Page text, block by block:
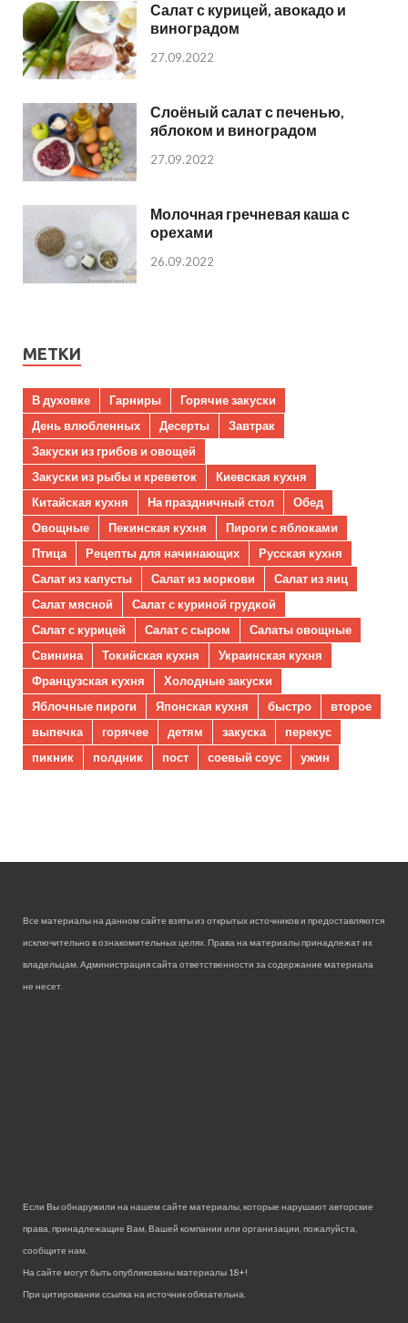
Салат с курицей, авокадо и
виноградом
27.09.2022
Слоёный салат с печенью,
яблоком и виноградом
27.09.2022
Молочная гречневая каша с
орехами
26.09.2022
МЕТКИ
В духовке Гарниры
Горячие закуски
День влюбленных
Десерты
Завтрак
Закуски из грибов и овощей
Закуски из рыбы и креветок
Киевская кухня
Китайская кухня
На праздничный стол
Обед
Овощные
Пекинская кухня
Пироги с яблоками
Птица
Рецепты для начинающих
Русская кухня
Салат из капусты
Салат из моркови
Салат из яиц
Салат мясной
Салат с куриной грудкой
Салат с курицей
Салат с сыром
Салаты овощные
Свинина
Токийская кухня
Украинская кухня
Французская кухня
Холодные закуски
Яблочные пироги
Японская кухня быстро
второе
выпечка
горячее детям закуска
перекус
пикник
полдник пост соевый соус ужин
Все материалы на данном сайте взяты из открытых источников и предоставляются
исключительно в ознакомительных целях. Права на материалы принадлежат их
владельцам. Администрация сайта ответственности за содержание материала
не несет.
Если Вы обнаружили на нашем сайте материалы, которые нарушают авторские
права, принадлежащие Вам, Вашей компании или организации, пожалуйста,
сообщите нам.
На сайте могут быть опубликованы материалы 18+!
При цитировании ссылка на источник обязательна.